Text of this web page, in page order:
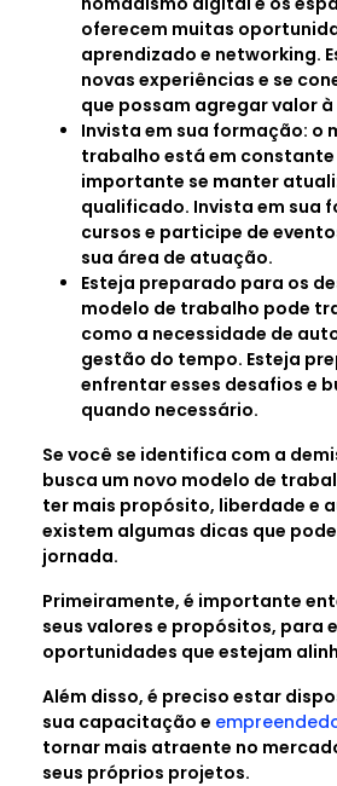
oferecem muitas
aprendizado e networking.
novas experiências e se
que possam agregar valor
Invista em sua formação: o
trabalho está em constante
importante se manter
qualificado. Invista em sua
cursos e participe de
sua área de atuação.
Esteja preparado para os
modelo de trabalho pode
como a necessidade de
gestão do tempo. Esteja
enfrentar esses desafios e
quando necessário.
Se você se identifica com a
busca um novo modelo de
ter mais propósito, liberdade e
existem algumas dicas que
jornada.
Primeiramente, é importante
seus valores e propósitos, para
oportunidades que estejam
Além disso, é preciso estar
sua capacitação e
tornar mais atraente no
seus próprios projetos.